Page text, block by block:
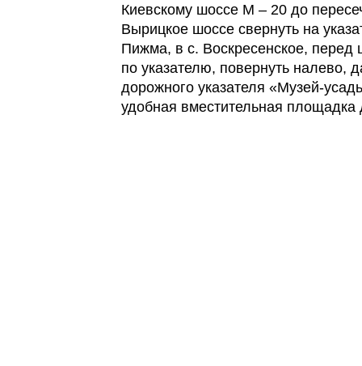
Киевскому шоссе М – 20 до
Вырицкое шоссе свернуть на
Пижма, в с. Воскресенское, перед
по указателю, повернуть налево,
дорожного указателя «Музей-
удобная вместительная